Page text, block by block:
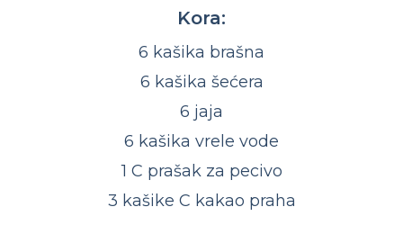
Kora:
6 kašika brašna
6 kašika šećera
6 jaja
6 kašika vrele vode
1 C prašak za pecivo
3 kašike C kakao praha